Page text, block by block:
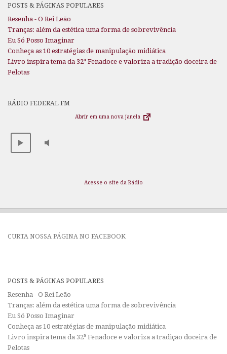
POSTS & PÁGINAS POPULARES
Resenha - O Rei Leão
Tranças: além da estética uma forma de sobrevivência
Eu Só Posso Imaginar
Conheça as 10 estratégias de manipulação midiática
Livro inspira tema da 32ª Fenadoce e valoriza a tradição doceira de
Pelotas
RÁDIO FEDERAL FM
Abrir em uma nova janela
Acesse o site da Rádio
CURTA NOSSA PÁGINA NO FACEBOOK
POSTS & PÁGINAS POPULARES
Resenha - O Rei Leão
Tranças: além da estética uma forma de sobrevivência
Eu Só Posso Imaginar
Conheça as 10 estratégias de manipulação midiática
Livro inspira tema da 32ª Fenadoce e valoriza a tradição doceira de
Pelotas